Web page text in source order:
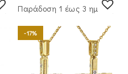
Παράδoση 1 έως 3 ημέρες
-17%